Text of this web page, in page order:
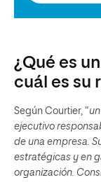
¿Qué es
cuál es su
Según Courtier, “
ejecutivo
de una empresa.
estratégicas y en
organización.